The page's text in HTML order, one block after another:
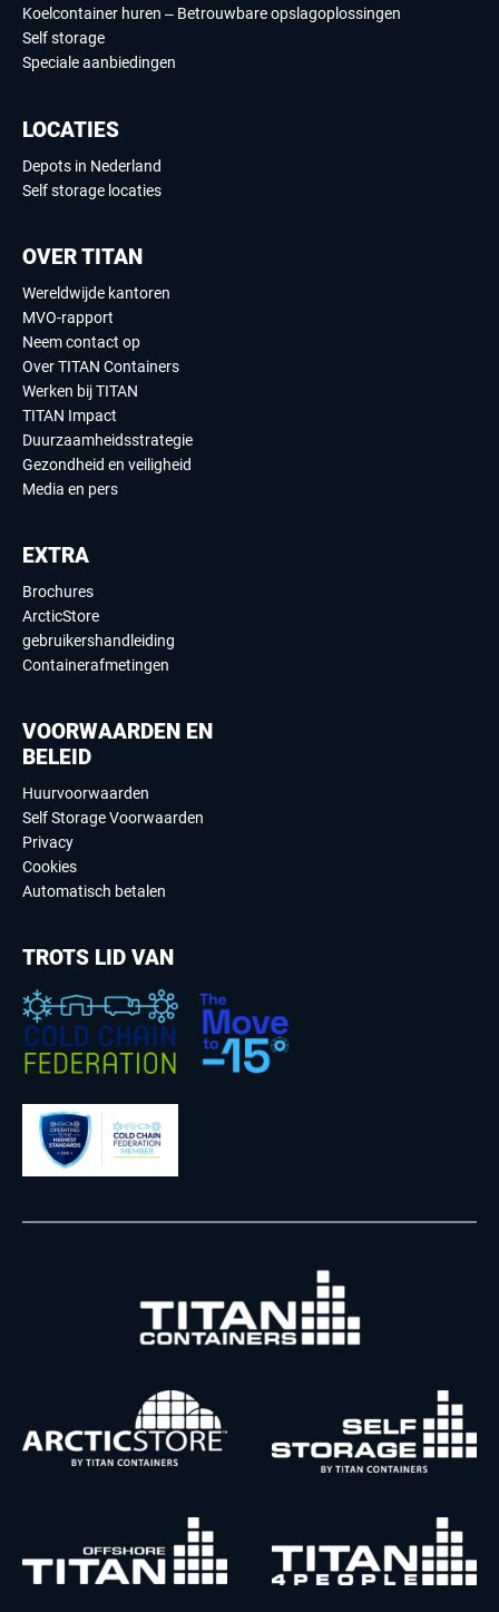
Koelcontainer huren – Betrouwbare opslagoplossingen
Self storage
Speciale aanbiedingen
LOCATIES
Depots in Nederland
Self storage locaties
OVER TITAN
Wereldwijde kantoren
MVO-rapport
Neem contact op
Over TITAN Containers
Werken bij TITAN
TITAN Impact
Duurzaamheidsstrategie
Gezondheid en veiligheid
Media en pers
EXTRA
Brochures
ArcticStore
gebruikershandleiding
Containerafmetingen
VOORWAARDEN EN
BELEID
Huurvoorwaarden
Self Storage Voorwaarden
Privacy
Cookies
Automatisch betalen
TROTS LID VAN